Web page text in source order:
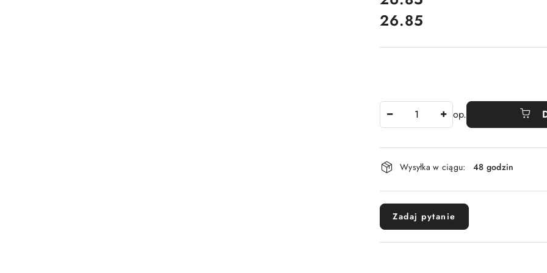
Cena:
26.85
op.
Dostępność
i
dostawa
Wysyłka w ciągu: 48 godzin
Zadaj pytanie